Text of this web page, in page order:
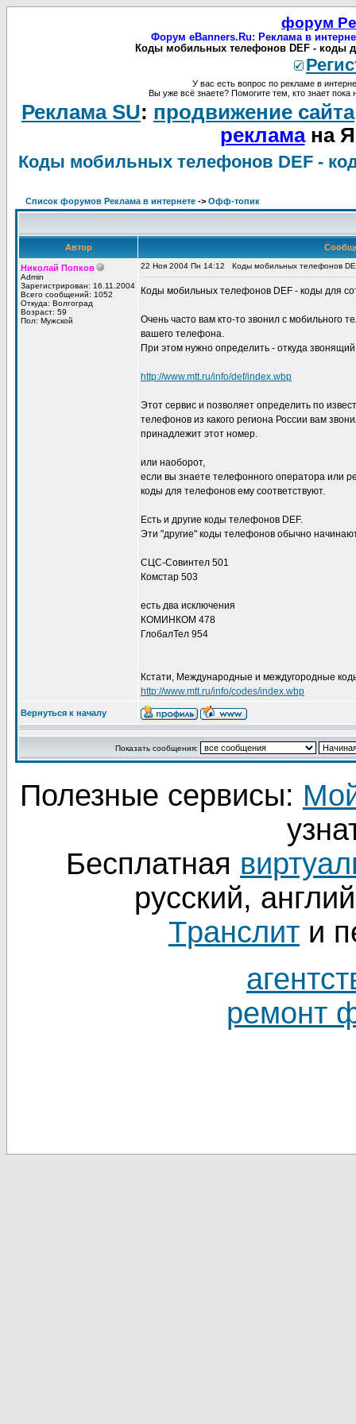
форум
Форум eBanners.Ru: Реклама в
Коды мобильных телефонов DEF - коды
У вас есть вопрос по рекламе в
Вы уже всё знаете? Помогите тем, кто знает пока
Реклама SU: продвижение сайта
рекламана
Коды мобильных телефонов DEF -
Список форумов Реклама в интернете -> Офф-топик
Автор
Николай Попков
Admin
Зарегистрирован: 16.11.2004
Всего сообщений: 1052
Откуда: Волгоград
Возраст: 59
Пол: Мужской
22 Ноя 2004 Пн 14:12 Коды мобильных телефонов
Коды мобильных телефонов DEF - коды для
Очень часто вам кто-то звонил с мобильного
вашего телефона.
При этом нужно определить - откуда
http://www.mtt.ru/info/def/index.wbp
Этот сервис и позволяет определить по
телефонов из какого региона России вам
принадлежит этот номер.
или наоборот,
если вы знаете телефонного оператора или
коды для телефонов ему соответствуют.
Есть и другие коды телефонов DEF.
Эти "другие" коды телефонов обычно
СЦС-Совинтел 501
Комстар 503
есть два исключения
КОМИНКОМ 478
ГлобалТел 954
Кстати, Международные и междугородные
http://www.mtt.ru/info/codes/index.wbp
Вернуться к началу
Показать сообщения:
Полезные сервисы:
Бесплатная
русский,
Tранслит и
ремонт